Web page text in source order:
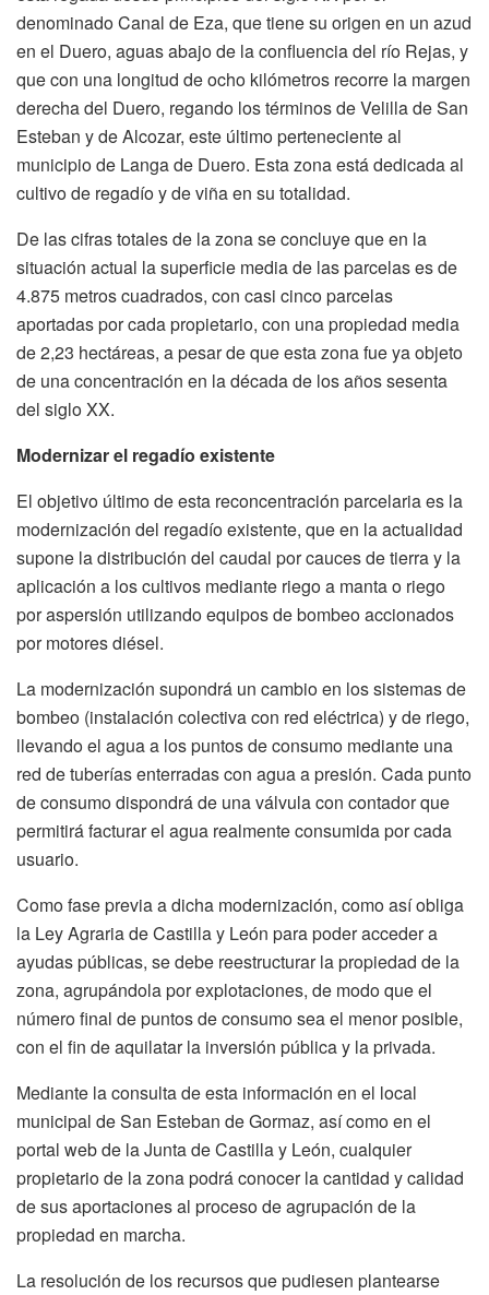
denominado Canal de Eza, que tiene su origen en un azud
en el Duero, aguas abajo de la confluencia del río Rejas, y
que con una longitud de ocho kilómetros recorre la margen
derecha del Duero, regando los términos de Velilla de San
Esteban y de Alcozar, este último perteneciente al
municipio de Langa de Duero. Esta zona está dedicada al
cultivo de regadío y de viña en su totalidad.
De las cifras totales de la zona se concluye que en la
situación actual la superficie media de las parcelas es de
4.875 metros cuadrados, con casi cinco parcelas
aportadas por cada propietario, con una propiedad media
de 2,23 hectáreas, a pesar de que esta zona fue ya objeto
de una concentración en la década de los años sesenta
del siglo XX.
Modernizar el regadío existente
El objetivo último de esta reconcentración parcelaria es la
modernización del regadío existente, que en la actualidad
supone la distribución del caudal por cauces de tierra y la
aplicación a los cultivos mediante riego a manta o riego
por aspersión utilizando equipos de bombeo accionados
por motores diésel.
La modernización supondrá un cambio en los sistemas de
bombeo (instalación colectiva con red eléctrica) y de riego,
llevando el agua a los puntos de consumo mediante una
red de tuberías enterradas con agua a presión. Cada punto
de consumo dispondrá de una válvula con contador que
permitirá facturar el agua realmente consumida por cada
usuario.
Como fase previa a dicha modernización, como así obliga
la Ley Agraria de Castilla y León para poder acceder a
ayudas públicas, se debe reestructurar la propiedad de la
zona, agrupándola por explotaciones, de modo que el
número final de puntos de consumo sea el menor posible,
con el fin de aquilatar la inversión pública y la privada.
Mediante la consulta de esta información en el local
municipal de San Esteban de Gormaz, así como en el
portal web de la Junta de Castilla y León, cualquier
propietario de la zona podrá conocer la cantidad y calidad
de sus aportaciones al proceso de agrupación de la
propiedad en marcha.
La resolución de los recursos que pudiesen plantearse